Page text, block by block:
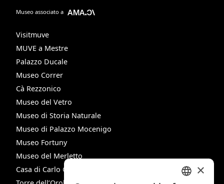
Museo associato a
Visitmuve
MUVE a Mestre
Palazzo Ducale
Museo Correr
Cà Rezzonico
Museo del Vetro
Museo di Storia Naturale
Museo di Palazzo Mocenigo
Museo Fortuny
Museo del Merletto
Casa di Carlo Goldoni
×